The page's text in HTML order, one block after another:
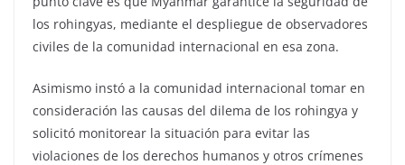
los rohingyas, mediante el despliegue de observadores
civiles de la comunidad internacional en esa zona.
Asimismo instó a la comunidad internacional tomar en
consideración las causas del dilema de los rohingya y
solicitó monitorear la situación para evitar las
violaciones de los derechos humanos y otros crímenes